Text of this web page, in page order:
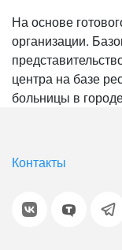
На основе
организации.
центра на базе
больницы в
Контакты